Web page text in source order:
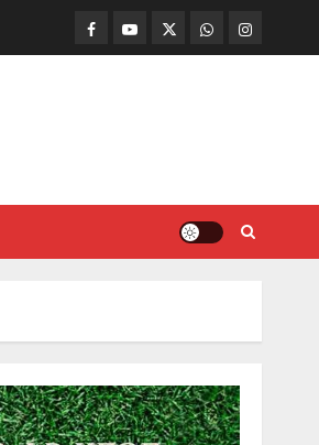
FacebookMathemurasu
TV
TwitterWhatsAppInstagram